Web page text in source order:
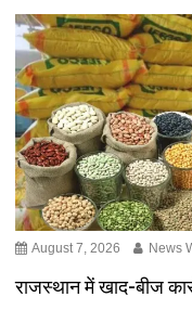
August 7, 2026 News
राजस्थान में खाद-बीज